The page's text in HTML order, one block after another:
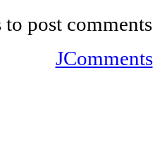
post comments
JComments